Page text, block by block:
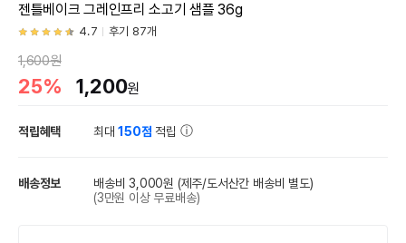
젠틀베이크 그레인프리 소고기 샘플 36g
4.7 후기 87개
1,600원
25% 1,200원
적립혜택 최대150점 적립
배송정보 배송비 3,000원 (제주/도서산간 배송비 별도)
(3만원 이상 무료배송)